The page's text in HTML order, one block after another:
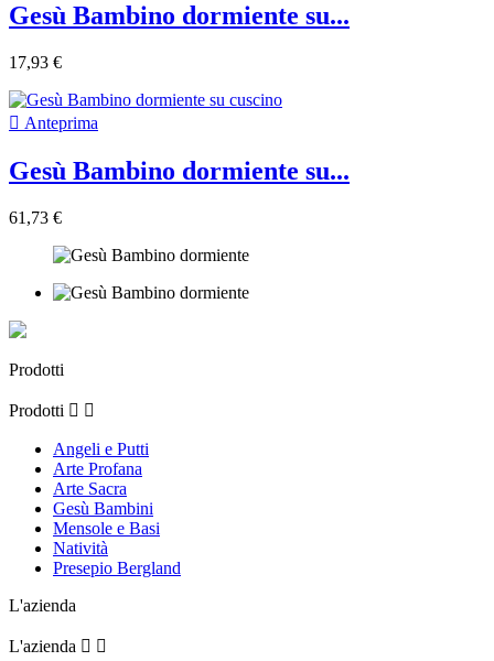
Gesù Bambino dormiente su...
17,93 €
 Anteprima
Gesù Bambino dormiente su...
61,73 €
Prodotti
Prodotti  
Angeli e Putti
Arte Profana
Arte Sacra
Gesù Bambini
Mensole e Basi
Natività
Presepio Bergland
L'azienda
L'azienda  